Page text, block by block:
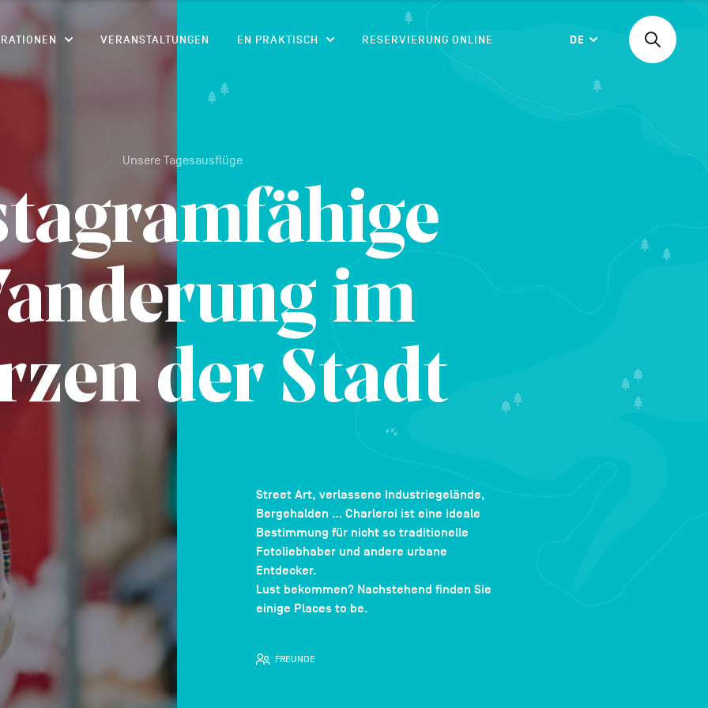
VERANSTALTUNGEN EN PRAKTISCH RESERVIERUNG ONLINE DE
Suchen
nach
Unsere Tagesausflüge
im
der Stadt
Street Art, verlassene Industriegelände,
Bergehalden … Charleroi ist eine ideale
Bestimmung für nicht so traditionelle
Fotoliebhaber und andere urbane
Entdecker.
Lust bekommen? Nachstehend finden Sie
einige Places to be.
FREUNDE